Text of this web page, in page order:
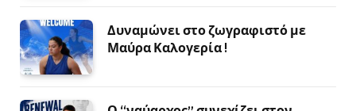
Δυναμώνει στο ζωγραφιστό με
Μαύρα Καλογερία !